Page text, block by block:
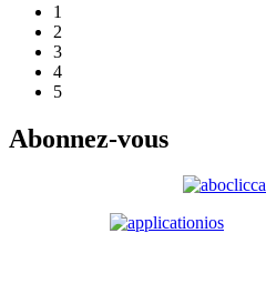
1
2
3
4
5
Abonnez-vous